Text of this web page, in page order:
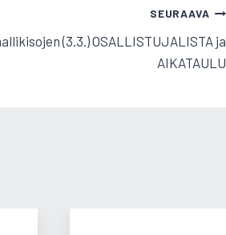
SEURAAVA
(3.3.) OSALLISTUJALISTA ja
AIKATAULU